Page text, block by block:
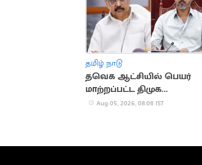
தமிழ் நாடு
தவெக ஆட்சியில் பெயர்
மாற்றப்பட்ட திமுக
திட்டங்களின் லிஸ்ட்
Aug 05, 2026, 08:08 IST